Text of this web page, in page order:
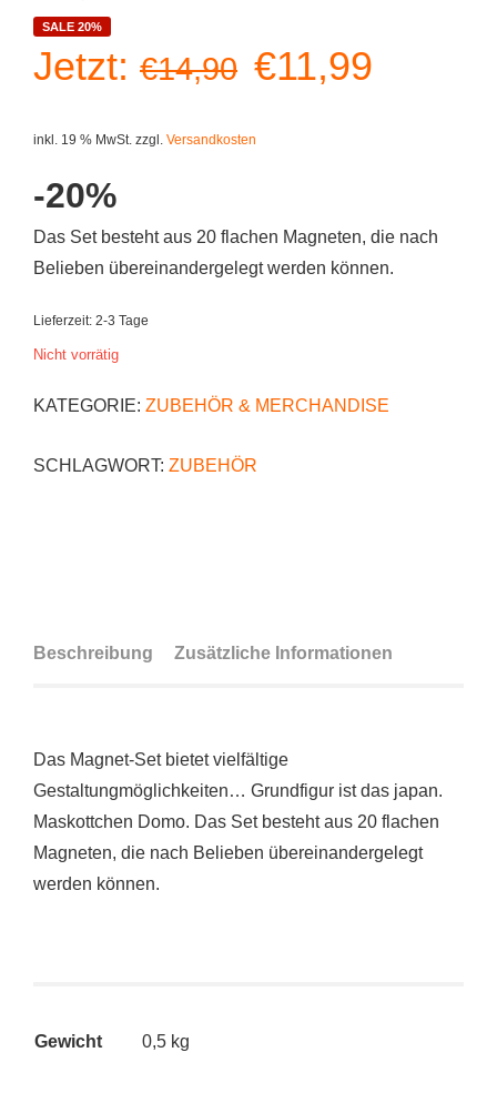
SALE 20%
Jetzt: €14,90
Preis
€14,90
€11,99
inkl. 19 % MwSt. zzgl. Versandkosten
-20%
Das Set besteht aus 20 flachen Magneten, die nach
Belieben übereinandergelegt werden können.
Lieferzeit: 2-3 Tage
Nicht vorrätig
KATEGORIE: ZUBEHÖR & MERCHANDISE
SCHLAGWORT: ZUBEHÖR
Beschreibung Zusätzliche Informationen
Das Magnet-Set bietet vielfältige
Gestaltungmöglichkeiten… Grundfigur ist das japan.
Maskottchen Domo. Das Set besteht aus 20 flachen
Magneten, die nach Belieben übereinandergelegt
werden können.
Gewicht 0,5 kg